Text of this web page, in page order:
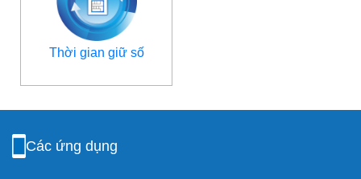
Thời gian giữ số
Các ứng dụng